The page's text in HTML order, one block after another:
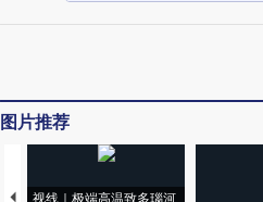
图片推荐
视线｜极端高温致多瑙河